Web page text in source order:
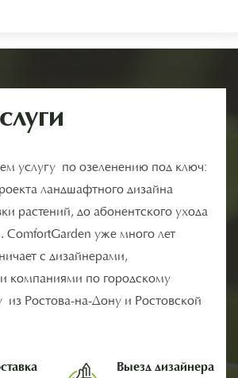
услугу по озеленению под ключ:
ландшафтного дизайна
растений, до абонентского ухода
уже много лет
с дизайнерами,
компаниями по городскому
из Ростова-на-Дону и Ростовской
Выезд дизайнера